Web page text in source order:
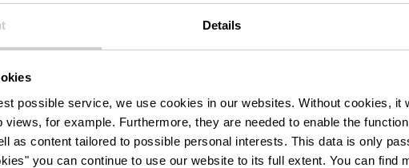
Details
possible service, we use cookies in our websites. Without cookies, it
views, for example. Furthermore, they are needed to enable the
as content tailored to possible personal interests. This data is only
you can continue to use our website to its full extent. You can find